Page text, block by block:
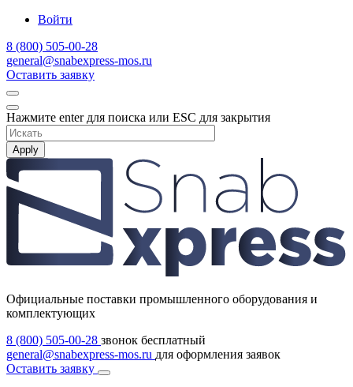
Войти
8 (800) 505-00-28
general@snabexpress-mos.ru
Оставить заявку
Нажмите enter для поиска или ESC для закрытия
Apply
Официальные поставки промышленного оборудования и
комплектующих
8 (800) 505-00-28 звонок бесплатный
general@snabexpress-mos.ru для оформления заявок
Оставить заявку